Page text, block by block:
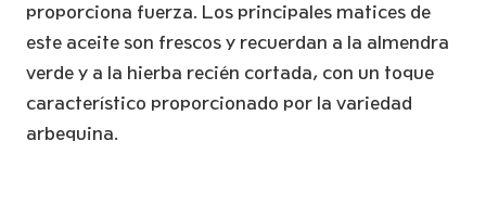
proporciona fuerza. Los principales matices de
este aceite son frescos y recuerdan a la almendra
verde y a la hierba recién cortada, con un toque
característico proporcionado por la variedad
arbequina.